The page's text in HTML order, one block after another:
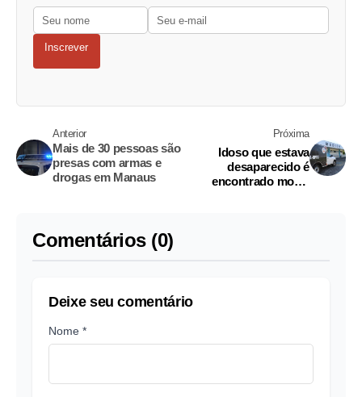
Inscrever
Anterior
Mais de 30 pessoas são
presas com armas e
drogas em Manaus
Próxima
Idoso que estava
desaparecido é
encontrado morto
Comentários (0)
Deixe seu comentário
Nome *